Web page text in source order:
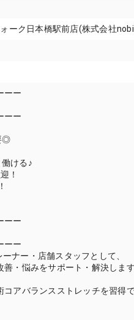
ク日本橋駅前店(株式会社
ーー
ーー
◎
ける♪
！
ーー
ーー
ナー・店舗スタッフとして、
・悩みをサポート・解決します
アバランスストレッチを習得